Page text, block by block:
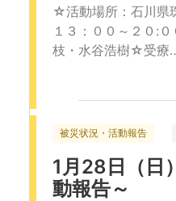
☆活動場所：石川県
１３：００～２０:
枝・水谷浩樹☆受
被災状況・活動報告
1月28日（
動報告～